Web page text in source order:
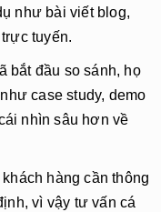
như bài viết blog,
tuyến.
bắt đầu so sánh, họ
case study, demo
nhìn sâu hơn về
hàng cần thông
vì vậy tư vấn cá